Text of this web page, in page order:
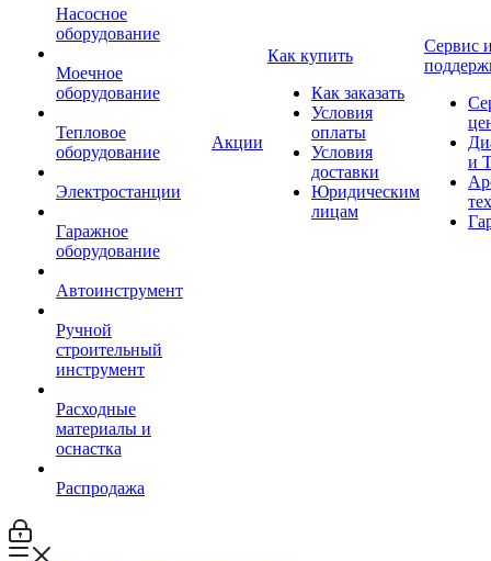
Насосное
оборудование
Моечное
оборудование
Тепловое
оборудование
Электростанции
Гаражное
оборудование
Автоинструмент
Ручной
строительный
инструмент
Расходные
материалы и
оснастка
Распродажа
Акции
Как купить
Как заказать
Условия
оплаты
Условия
доставки
Юридическим
лицам
Сервис
и